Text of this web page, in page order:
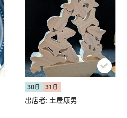
30日 31日
出店者: 土屋康男